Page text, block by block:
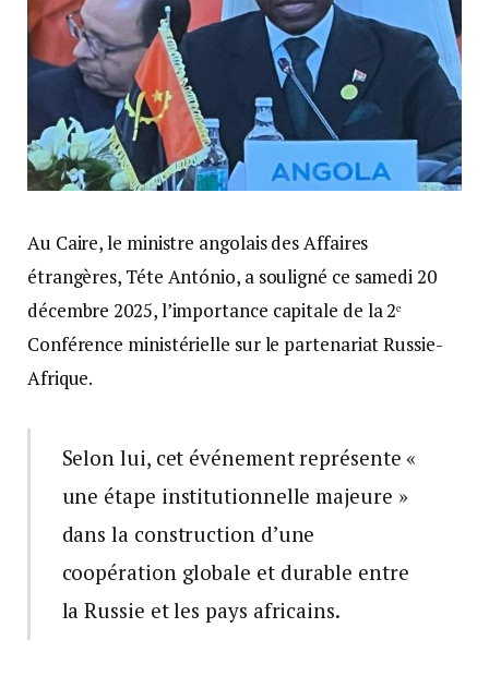
Au Caire, le ministre angolais des Affaires
étrangères, Téte António, a souligné ce samedi 20
décembre 2025, l’importance capitale de la 2ᵉ
Conférence ministérielle sur le partenariat Russie-
Afrique.
Selon lui, cet événement représente «
une étape institutionnelle majeure »
dans la construction d’une
coopération globale et durable entre
la Russie et les pays africains.